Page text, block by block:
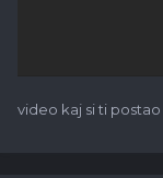
video kaj si ti